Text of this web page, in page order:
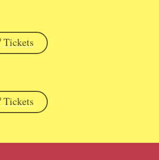
Tickets
Tickets